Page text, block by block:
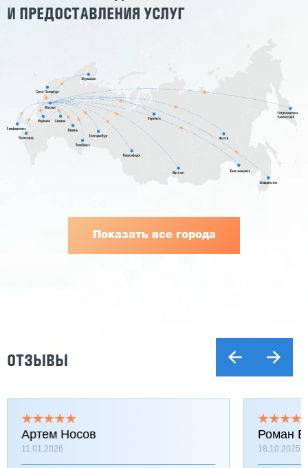
И ПРЕДОСТАВЛЕНИЯ УСЛУГ
Показать все города
ОТЗЫВЫ
Артем Носов
11.01.2026
Роман
18.10.2025